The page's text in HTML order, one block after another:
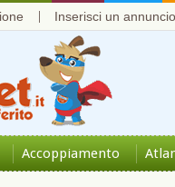
Inserisci un annuncio
Accoppiamento